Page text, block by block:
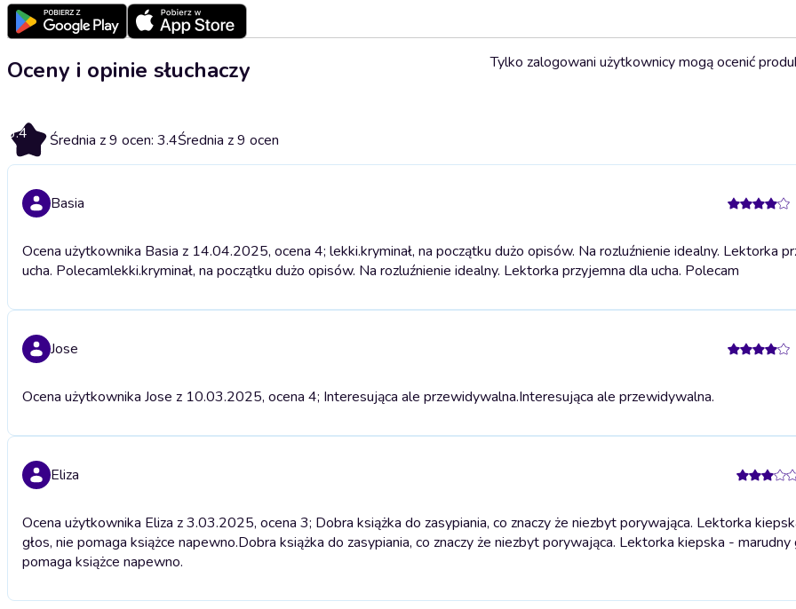
Oceny i opinie słuchaczy
3.4 Średnia z 9 ocen: 3.4Średnia z 9 ocen
Tylko zalogowani użytkownicy mogą ocenić
Basia
Ocena użytkownika Basia z 14.04.2025, ocena 4; lekki.kryminał, na początku dużo opisów. Na rozluźnienie idealny. Lektorka
ucha. Polecamlekki.kryminał, na początku dużo opisów. Na rozluźnienie idealny. Lektorka przyjemna dla ucha. Polecam
Jose
Ocena użytkownika Jose z 10.03.2025, ocena 4; Interesująca ale przewidywalna.Interesująca ale przewidywalna.
Eliza
Ocena użytkownika Eliza z 3.03.2025, ocena 3; Dobra książka do zasypiania, co znaczy że niezbyt porywająca. Lektorka
głos, nie pomaga książce napewno.Dobra książka do zasypiania, co znaczy że niezbyt porywająca. Lektorka kiepska - marudny
pomaga książce napewno.